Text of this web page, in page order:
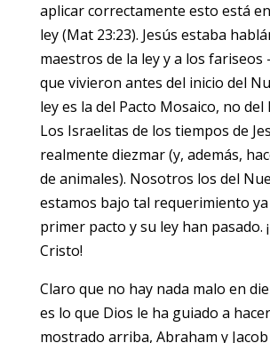
aplicar correctamente esto está
ley (Mat 23:23). Jesús estaba
maestros de la ley y a los fariseos
que vivieron antes del inicio del
ley es la del Pacto Mosaico, no del
Los Israelitas de los tiempos de
realmente diezmar (y, además,
de animales). Nosotros los del
estamos bajo tal requerimiento ya
primer pacto y su ley han pasado. ¡
Cristo!
Claro que no hay nada malo en
es lo que Dios le ha guiado a
mostrado arriba, Abraham y